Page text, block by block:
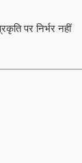
पर निर्भर नहीं